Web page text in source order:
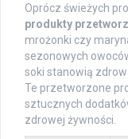
Oprócz świeżych
produkty
mrożonki czy
sezonowych
soki stanowią
Te przetworzone
sztucznych
zdrowej żywności.